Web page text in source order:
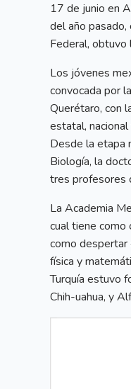
17 de junio en
del año
Federal, obtuvo
Los jóvenes
convocada por
Querétaro, con
estatal,
Desde la etapa
Biología, la
tres profesores
La Academia
cual tiene
como despertar
física y
Turquía estuvo
Chih-uahua, y